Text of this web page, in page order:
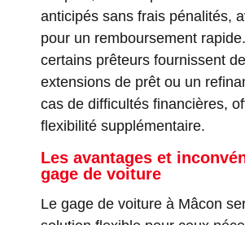
anticipés sans frais pénalités,
pour un remboursement
certains prêteurs fournissent
extensions de prêt ou un
cas de difficultés financières,
flexibilité supplémentaire.
Les avantages et
gage de voiture
Le gage de voiture à Mâcon